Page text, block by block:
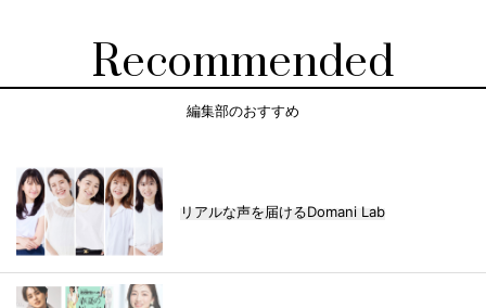
Recommended
編集部のおすすめ
リアルな声を届けるDomani Lab